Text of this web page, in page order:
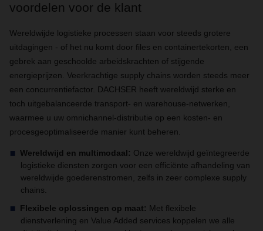
voordelen voor de klant
Wereldwijde logistieke processen staan voor steeds grotere
uitdagingen - of het nu komt door files en containertekorten, een
gebrek aan geschoolde arbeidskrachten of stijgende
energieprijzen. Veerkrachtige supply chains worden steeds meer
een concurrentiefactor. DACHSER heeft wereldwijd sterke en
toch uitgebalanceerde transport- en warehouse-netwerken,
waarmee u uw omnichannel-distributie op een kosten- en
procesgeoptimaliseerde manier kunt beheren.
Wereldwijd en multimodaal: Onze wereldwijd geïntegreerde
logistieke diensten zorgen voor een efficiënte afhandeling van
wereldwijde goederenstromen, zelfs in zeer complexe supply
chains.
Flexibele oplossingen op maat: Met flexibele
dienstverlening en Value Added services koppelen we alle